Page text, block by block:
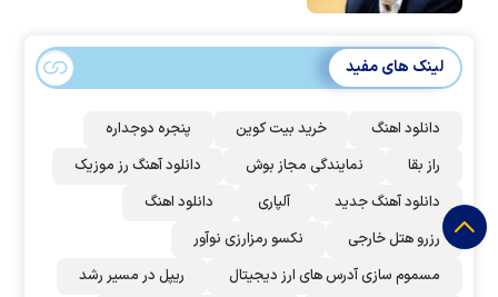
لینک های مفید
دانلود اهنگ خرید بیت کوین
پنجره دوجداره
راز بقا
نمایندگی مجاز بوش
دانلود آهنگ رز‌ موزیک
دانلود آهنگ جدید
آلپاری
دانلود اهنگ
رزرو هتل خارجی
نکسو رمزارزی نوآور
مسموم سازی آدرس های ارز دیجیتال
ریپل در مسیر رشد